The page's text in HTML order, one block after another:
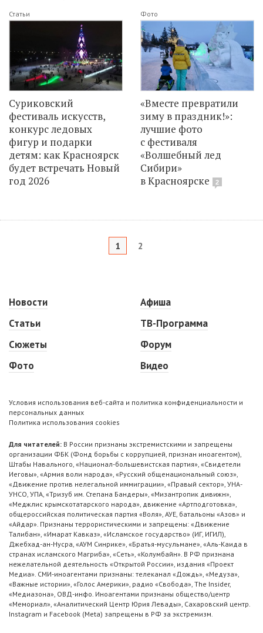
Статьи
Суриковский
фестиваль искусств,
конкурс ледовых
фигур и подарки
детям: как Красноярск
будет встречать Новый
год 2026
Фото
«Вместе превратили
зиму в праздник!»:
лучшие фото
с фестиваля
«Волшебный лед
Сибири»
в Красноярске
2
1 2
Новости
Статьи
Сюжеты
Фото
Афиша
ТВ-Программа
Форум
Видео
Условия использования веб-сайта и политика конфиденциальности и
персональных данных
Политика использования cookies
Для читателей: В России признаны экстремистскими и запрещены
организации ФБК (Фонд борьбы с коррупцией, признан иноагентом),
Штабы Навального, «Национал-большевистская партия», «Свидетели
Иеговы», «Армия воли народа», «Русский общенациональный союз»,
«Движение против нелегальной иммиграции», «Правый сектор», УНА-
УНСО, УПА, «Тризуб им. Степана Бандеры», «Мизантропик дивижн»,
«Меджлис крымскотатарского народа», движение «Артподготовка»,
общероссийская политическая партия «Воля», АУЕ, батальоны «Азов» и
«Айдар». Признаны террористическими и запрещены: «Движение
Талибан», «Имарат Кавказ», «Исламское государство» (ИГ, ИГИЛ),
Джебхад-ан-Нусра, «АУМ Синрике», «Братья-мусульмане», «Аль-Каида в
странах исламского Магриба», «Сеть», «Колумбайн». В РФ признана
нежелательной деятельность «Открытой России», издания «Проект
Медиа». СМИ-иноагентами признаны: телеканал «Дождь», «Медуза»,
«Важные истории», «Голос Америки», радио «Свобода», The Insider,
«Медиазона», ОВД-инфо. Иноагентами признаны общество/центр
«Мемориал», «Аналитический Центр Юрия Левады», Сахаровский центр.
Instagram и Facebook (Metа) запрещены в РФ за экстремизм.